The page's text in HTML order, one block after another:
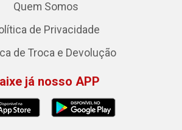
Quem Somos
de Privacidade
de Troca e Devolução
já nosso APP